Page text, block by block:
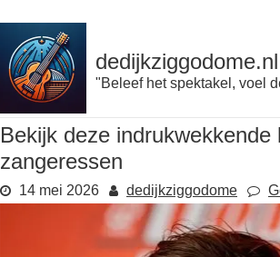
dedijkziggodome.nl
"Beleef het spektakel, voel
Bekijk deze indrukwekkende
zangeressen
14 mei 2026 dedijkziggodome